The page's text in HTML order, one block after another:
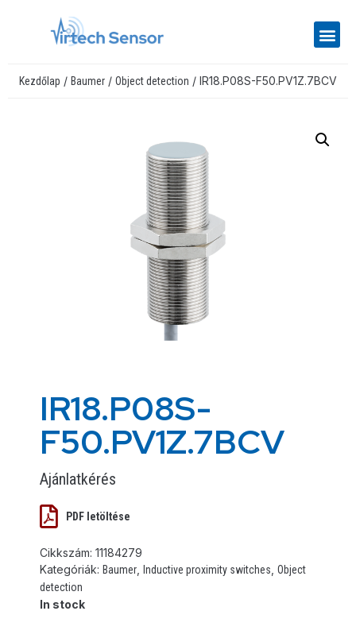
Kezdőlap / Baumer / Object detection / IR18.P08S-F50.PV1Z.7BCV
IR18.P08S-
F50.PV1Z.7BCV
Ajánlatkérés
PDF letöltése
Cikkszám: 11184279
Kategóriák: Baumer Inductive proximity switches Object
detection
In stock